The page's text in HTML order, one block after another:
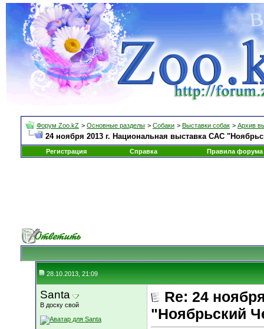
Форум Zoo.kZ > Основные разделы > Собаки > Выставки собак > Архив
24 ноября 2013 г. Национальная выставка САС
Регистрация Справка Правила форума
28.10.2013, 21:09
Santa
В доску свой
Re: 24
"Ноябрьский